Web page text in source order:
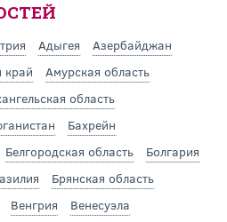
Адыгея
Азербайджан
край
Амурская область
область
Бахрейн
Белгородская область
Болгария
Брянская область
Венгрия
Венесуэла